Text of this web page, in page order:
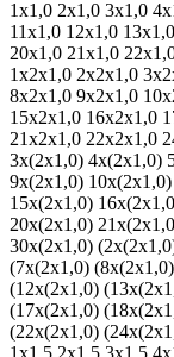
1х1,0 2х1,0 3х1,0
11х1,0 12х1,0 13х1,0
20х1,0 21х1,0
1х2х1,0 2х2х1,0
8х2х1,0 9х2х1,0
15х2х1,0 16х2х1,0
21х2х1,0 22х2х1,0
3х(2х1,0) 4х(2х1,0)
9х(2х1,0) 10х(2х1,0)
15х(2х1,0)
20х(2х1,0)
30х(2х1,0)
(7х(2х1,0) (8х(2х1,0)
(12х(2х1,0)
(17х(2х1,0)
(22х(2х1,0)